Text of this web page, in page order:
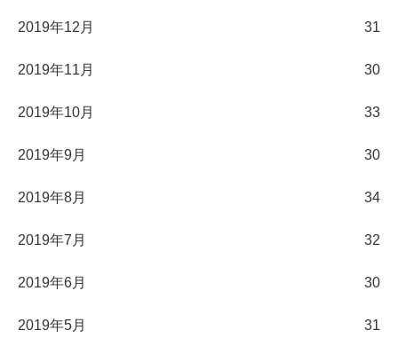
2019年12月 31
2019年11月 30
2019年10月 33
2019年9月 30
2019年8月 34
2019年7月 32
2019年6月 30
2019年5月 31